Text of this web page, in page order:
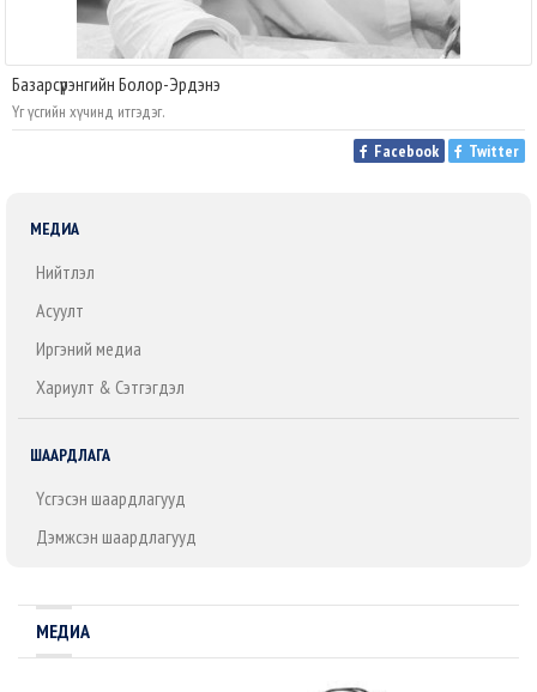
Базарсүрэнгийн Болор-Эрдэнэ
Үг үсгийн хүчинд итгэдэг.
Facebook
Twitter
МЕДИА
Нийтлэл
Асуулт
Иргэний медиа
Хариулт & Сэтгэгдэл
ШААРДЛАГА
Үүсгэсэн шаардлагууд
Дэмжсэн шаардлагууд
МЕДИА